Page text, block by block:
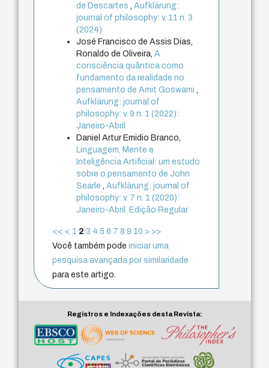
de Descartes
,Aufklärung:
journal of philosophy: v. 11 n. 3
(2024)
José Francisco de Assis Dias,
Ronaldo de Oliveira,A
consciência quântica como
fundamento da realidade no
pensamento de Amit Goswami
Aufklärung: journal of
philosophy: v. 9 n. 1 (2022):
Janeiro-Abril
Daniel Artur Emidio Branco,
Linguagem, Mente e
Inteligência Artificial: um estudo
sobre o pensamento de John
Searle
,Aufklärung: journal of
philosophy: v. 7 n. 1 (2020):
Janeiro-Abril. Edição Regular
<< < 1 2 3 4 5 6 7 8 9 10 > >>
Você também podeiniciar uma
pesquisa avançada por similaridade
para este artigo.
Registros e Indexações desta Revista: